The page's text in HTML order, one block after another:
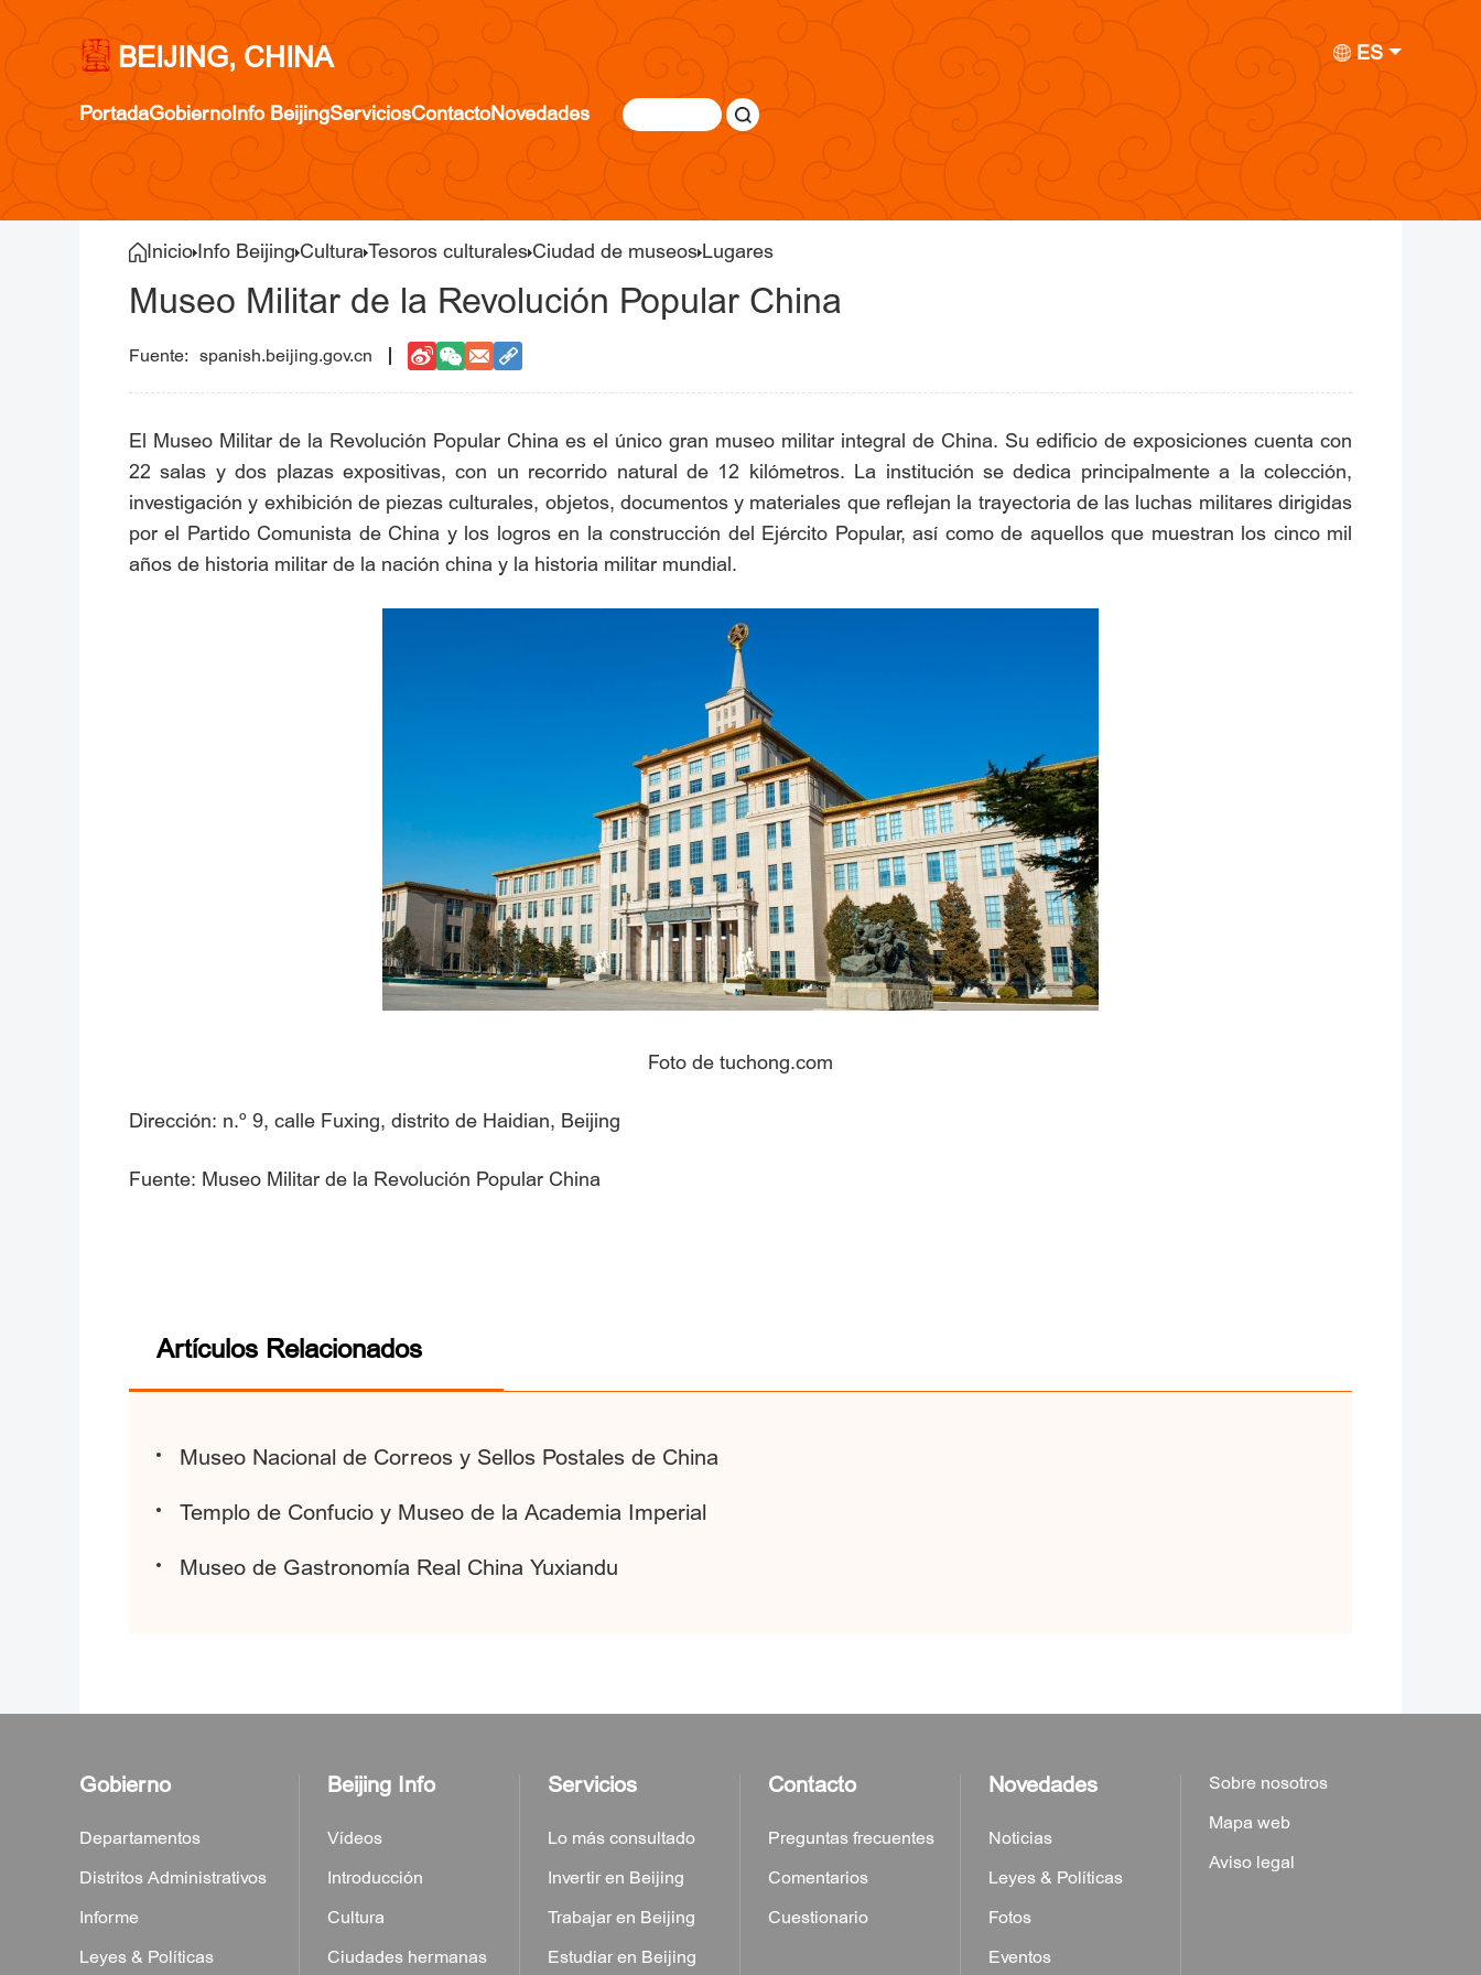
BEIJING, CHINA ES
PortadaGobiernoInfo BeijingServiciosContactoNovedades
Inicio Info Beijing Cultura Tesoros culturales Ciudad de museos Lugares
Museo Militar de la Revolución Popular China
spanish.beijing.gov.cn
El Museo Militar de la Revolución Popular China es el único gran museo militar integral de China. Su edificio de exposiciones cuenta con
22 salas y dos plazas expositivas, con un recorrido natural de 12 kilómetros. La institución se dedica principalmente a la colección,
investigación y exhibición de piezas culturales, objetos, documentos y materiales que reflejan la trayectoria de las luchas militares dirigidas
por el Partido Comunista de China y los logros en la construcción del Ejército Popular, así como de aquellos que muestran los cinco mil
años de historia militar de la nación china y la historia militar mundial.
Foto de tuchong.com
Dirección: n.º 9, calle Fuxing, distrito de Haidian, Beijing
Fuente: Museo Militar de la Revolución Popular China
Artículos Relacionados
Museo Nacional de Correos y Sellos Postales de China
Templo de Confucio y Museo de la Academia Imperial
Museo de Gastronomía Real China Yuxiandu
Gobierno
Departamentos
Distritos Administrativos
Informe
Leyes & Políticas
Beijing Info
Vídeos
Introducción
Cultura
Ciudades hermanas
Servicios
Lo más consultado
Invertir en Beijing
Trabajar en Beijing
Estudiar en Beijing
Contacto
Preguntas frecuentes
Comentarios
Cuestionario
Novedades
Noticias
Leyes & Políticas
Fotos
Eventos
Sobre nosotros
Mapa web
Aviso legal